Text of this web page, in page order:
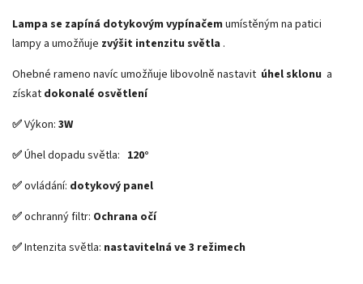
Lampa se zapíná dotykovým vypínačem umístěným na patici
lampy a umožňuje zvýšit intenzitu světla .
Ohebné rameno navíc umožňuje libovolně nastavit úhel sklonu a
získat dokonalé osvětlení
✅Výkon: 3W
✅Úhel dopadu světla: 120°
✅ovládání: dotykový panel
✅ochranný filtr: Ochrana očí
✅Intenzita světla: nastavitelná ve 3 režimech